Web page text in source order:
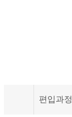
편입과정